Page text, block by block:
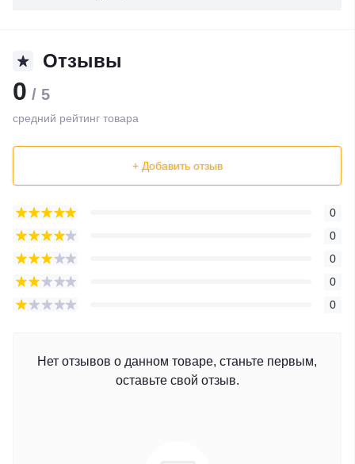
Отзывы
0 / 5
средний рейтинг товара
+ Добавить отзыв
0
0
0
0
0
Нет отзывов о данном товаре, станьте первым,
оставьте свой отзыв.